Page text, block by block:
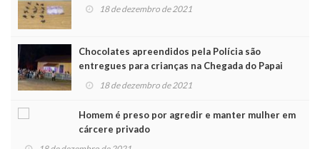
18 de dezembro de 2021
Chocolates apreendidos pela Polícia são
entregues para crianças na Chegada do Papai
Noel
18 de dezembro de 2021
Homem é preso por agredir e manter mulher em
cárcere privado